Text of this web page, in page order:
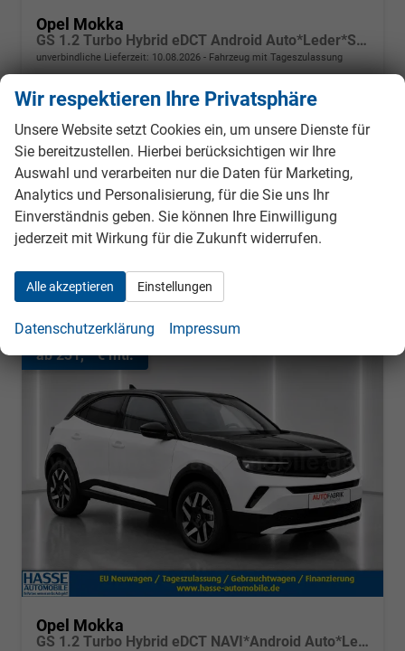
Opel Mokka
GS 1.2 Turbo Hybrid eDCT Android Auto*Leder*SHZ*Keyless*Kamera*Klimaauto*LED*
unverbindliche Lieferzeit: 10.08.2026 Fahrzeug mit Tageszulassung
Fahrzeugnr. 987753 Getriebe Automatik
Leistung
107 kW (145 PS) Kilometerstand 25 km
01.08.2026
25.380,– €
incl. 19% MwSt.
Details
Verbrauch kombiniert:4,90 l/100km
CO2-Emissionen:108,00 g/km
ab 231,– € mtl.
Opel Mokka
GS 1.2 Turbo Hybrid eDCT NAVI*Android Auto*Leder*Keyless*Matrix*SHZ*Kamera*Klimaauto*LED*
Wir respektieren Ihre Privatsphäre
Unsere Website setzt Cookies ein, um unsere Dienste für
Sie bereitzustellen. Hierbei berücksichtigen wir Ihre
Auswahl und verarbeiten nur die Daten für Marketing,
Analytics und Personalisierung, für die Sie uns Ihr
Einverständnis geben. Sie können Ihre Einwilligung
jederzeit mit Wirkung für die Zukunft widerrufen.
Alle akzeptieren Einstellungen
Datenschutzerklärung Impressum